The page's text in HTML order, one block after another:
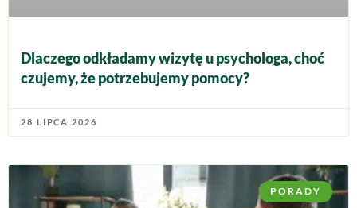
Dlaczego odkładamy wizytę u psychologa, choć
czujemy, że potrzebujemy pomocy?
28 LIPCA 2026
PORADY